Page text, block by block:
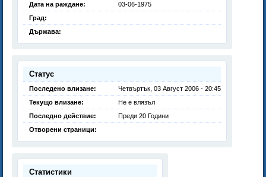
Дата на раждане:
03-06-1975
Град:
Държава:
Статус
Последено влизане:
Четвъртък, 03 Август 2006 - 20:45
Текущо влизане:
Не е влязъл
Последно действие:
Преди 20 Години
Отворени страници:
Статистики